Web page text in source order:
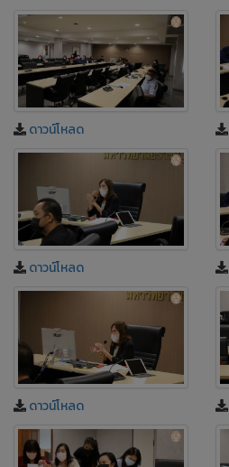
ดาวน์โหลด
ดาวน์โหลด
ดาวน์โหลด